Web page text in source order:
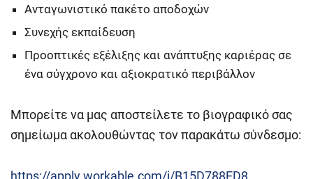
Ανταγωνιστικό πακέτο αποδοχών
Συνεχής εκπαίδευση
Προοπτικές εξέλιξης και ανάπτυξης καριέρας σε
ένα σύγχρονο και αξιοκρατικό περιβάλλον
Μπορείτε να μας αποστείλετε το βιογραφικό σας
σημείωμα ακολουθώντας τον παρακάτω σύνδεσμο:
https://apply.workable.com/j/B15D788ED8